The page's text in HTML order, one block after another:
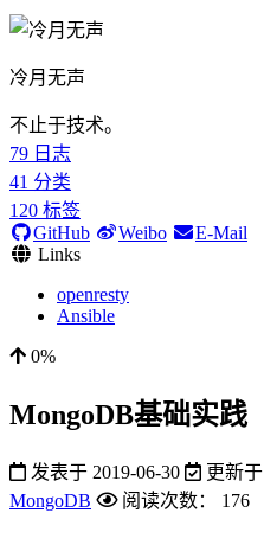
冷月无声
不止于技术。
79 日志
41 分类
120 标签
GitHub
Weibo
E-Mail
Links
openresty
Ansible
0%
MongoDB基础实践
发表于 2019-06-30 更新于
MongoDB
阅读次数： 176